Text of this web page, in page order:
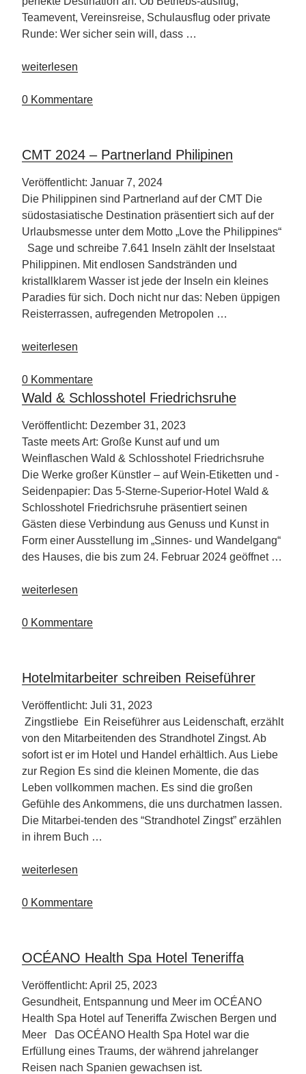
Teamevent, Vereinsreise, Schulausflug oder private
Runde: Wer sicher sein will, dass …
„Städtereise
Hamburg“
weiterlesen
0 Kommentare
CMT 2024 – Partnerland Philipinen
Veröffentlicht: Januar 7, 2024
Die Philippinen sind Partnerland auf der CMT Die
südostasiatische Destination präsentiert sich auf der
Urlaubsmesse unter dem Motto „Love the Philippines“
Sage und schreibe 7.641 Inseln zählt der Inselstaat
Philippinen. Mit endlosen Sandstränden und
kristallklarem Wasser ist jede der Inseln ein kleines
Paradies für sich. Doch nicht nur das: Neben üppigen
Reisterrassen, aufregenden Metropolen …
„CMT
–
Partnerland
weiterlesen
0 Kommentare
Wald & Schlosshotel Friedrichsruhe
Veröffentlicht: Dezember 31, 2023
Taste meets Art: Große Kunst auf und um
Weinflaschen Wald & Schlosshotel Friedrichsruhe
Die Werke großer Künstler – auf Wein-Etiketten und -
Seidenpapier: Das 5-Sterne-Superior-Hotel Wald &
Schlosshotel Friedrichsruhe präsentiert seinen
Gästen diese Verbindung aus Genuss und Kunst in
Form einer Ausstellung im „Sinnes- und Wandelgang“
des Hauses, die bis zum 24. Februar 2024 geöffnet …
„Wald
Schlosshotel
weiterlesen
0 Kommentare
Hotelmitarbeiter schreiben Reiseführer
Veröffentlicht: Juli 31, 2023
Zingstliebe Ein Reiseführer aus Leidenschaft, erzählt
von den Mitarbeitenden des Strandhotel Zingst. Ab
sofort ist er im Hotel und Handel erhältlich. Aus Liebe
zur Region Es sind die kleinen Momente, die das
Leben vollkommen machen. Es sind die großen
Gefühle des Ankommens, die uns durchatmen lassen.
Die Mitarbei-tenden des “Strandhotel Zingst” erzählen
in ihrem Buch …
„Hotelmitarbeiter
Reiseführer“
weiterlesen
0 Kommentare
OCÉANO Health Spa Hotel Teneriffa
Veröffentlicht: April 25, 2023
Gesundheit, Entspannung und Meer im OCÉANO
Health Spa Hotel auf Teneriffa Zwischen Bergen und
Meer Das OCÉANO Health Spa Hotel war die
Erfüllung eines Traums, der während jahrelanger
Reisen nach Spanien gewachsen ist.